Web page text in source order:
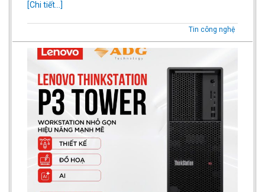
[Chi tiết...]
Tin công nghệ